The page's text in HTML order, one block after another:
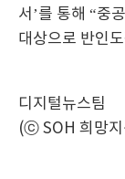
서’를 통해 “중
대상으로 반인
디지털뉴스팀
(ⓒ SOH 희망